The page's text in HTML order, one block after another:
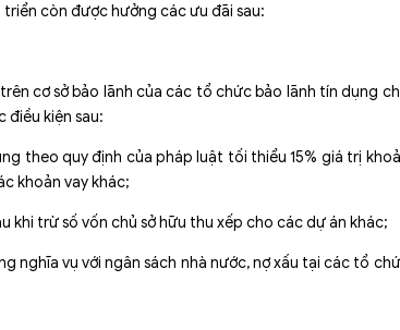
còn được hưởng các ưu đãi sau:
cơ sở bảo lãnh của các tổ chức bảo lãnh tín dụng
điều kiện sau:
theo quy định của pháp luật tối thiểu 15% giá trị
khoản vay khác;
khi trừ số vốn chủ sở hữu thu xếp cho các dự án khác;
nghĩa vụ với ngân sách nhà nước, nợ xấu tại các tổ